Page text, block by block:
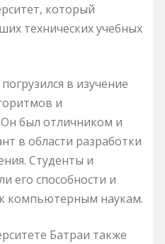
который
технических учебных
в изучение
и
был отличником и
в области разработки
Студенты и
его способности и
компьютерным наукам.
Батраи также